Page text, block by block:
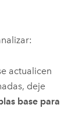
actualicen
deje
base para